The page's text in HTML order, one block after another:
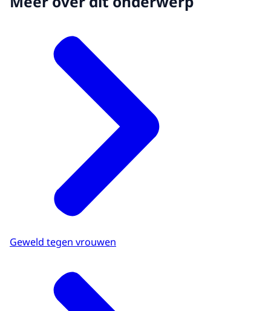
Geweld tegen vrouwen